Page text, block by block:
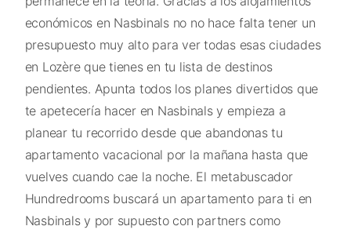
económicos en Nasbinals no no hace falta tener un
presupuesto muy alto para ver todas esas ciudades
en Lozère que tienes en tu lista de destinos
pendientes. Apunta todos los planes divertidos que
te apetecería hacer en Nasbinals y empieza a
planear tu recorrido desde que abandonas tu
apartamento vacacional por la mañana hasta que
vuelves cuando cae la noche. El metabuscador
Hundredrooms buscará un apartamento para ti en
Nasbinals y por supuesto con partners como